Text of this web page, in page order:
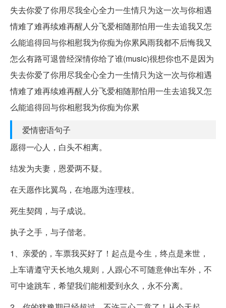
失去你爱了你用尽我全心全力一生情只为这一次与你相遇
情难了难再续难再醒人分飞爱相随那怕用一生去追我又怎
么能追得回与你相慰我为你痴为你累风雨我都不后悔我又
怎么有路可退曾经深情你给了谁(music)很想你也不是因为
失去你爱了你用尽我全心全力一生情只为这一次与你相遇
情难了难再续难再醒人分飞爱相随那怕用一生去追我又怎
么能追得回与你相慰我为你痴为你累
爱情密语句子
愿得一心人，白头不相离。
结发为夫妻，恩爱两不疑。
在天愿作比翼鸟，在地愿为连理枝。
死生契阔，与子成说。
执子之手，与子偕老。
1、亲爱的，车票我买好了！起点是今生，终点是来世，
上车请遵守天长地久规则，人跟心不可随意伸出车外，不
可中途跳车，希望我们能相爱到永久，永不分离。